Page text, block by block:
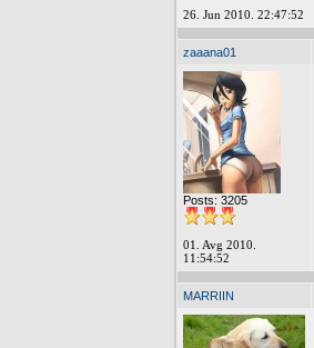
26. Jun 2010. 22:47:52
zaaana01
Posts: 3205
01. Avg 2010.
11:54:52
MARRIIN